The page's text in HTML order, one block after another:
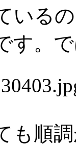
いる
す。
も順